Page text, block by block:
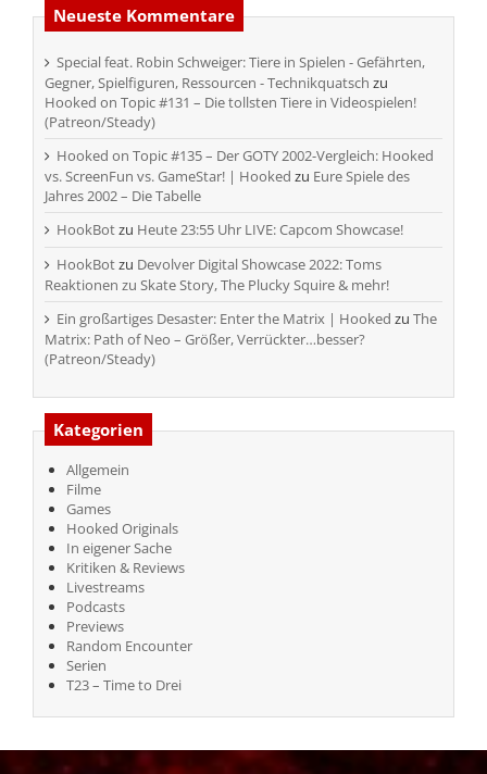
Neueste Kommentare
Special feat. Robin Schweiger: Tiere in Spielen - Gefährten,
Gegner, Spielfiguren, Ressourcen - Technikquatsch zu
Hooked on Topic #131 – Die tollsten Tiere in Videospielen!
(Patreon/Steady)
Hooked on Topic #135 – Der GOTY 2002-Vergleich: Hooked
vs. ScreenFun vs. GameStar! | Hooked zu Eure Spiele des
Jahres 2002 – Die Tabelle
HookBotzu Heute 23:55 Uhr LIVE: Capcom Showcase!
HookBotzu Devolver Digital Showcase 2022: Toms
Reaktionen zu Skate Story, The Plucky Squire & mehr!
Ein großartiges Desaster: Enter the Matrix | Hooked zu The
Matrix: Path of Neo – Größer, Verrückter…besser?
(Patreon/Steady)
Kategorien
Allgemein
Filme
Games
Hooked Originals
In eigener Sache
Kritiken & Reviews
Livestreams
Podcasts
Previews
Random Encounter
Serien
T23 – Time to Drei